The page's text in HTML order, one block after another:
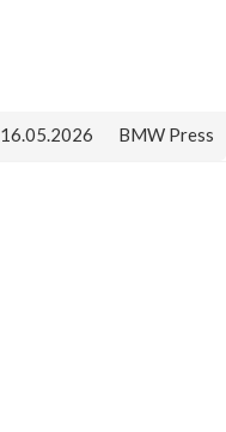
16.05.2026 BMW Press